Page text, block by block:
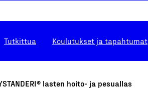
Tutkittua Koulutukset ja tapahtumat
lasten hoito- ja pesuallas